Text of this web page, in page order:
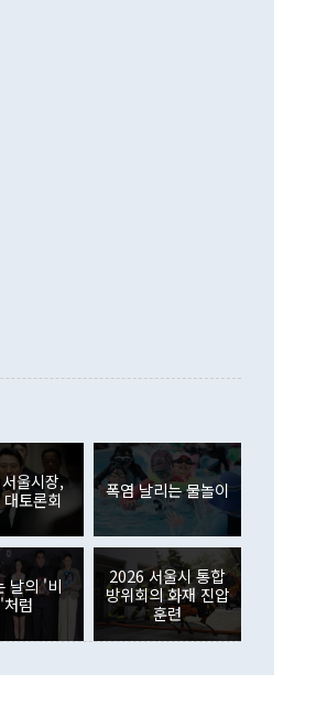
선(先)비핵화만 되뇌는 것은
을 다할 것"이라고 말했다. 하
와 안정에 플러스냐, 결론적
언급한 '4자 회담'에 대해 "이상
'동방경제포럼(EEF)'을 언급하
고 발언한 데 대해서도 조 장관
까지 진도가 나가지 않았다"고
설명은 정부 내 조율을 거치지
대체와 국호 사용, 9·19 군
이 결정할 사안이 아니어서 월
장관의 업무보고를 듣고 난
아니다"라고 재차 확인했다. 정
부분 국가안전보장회의(NSC)
적 생각에 가깝다"며 "안보 관
안을 추진하겠다고 업무보고를
서야 한다'고 주장한 것은 심각
다. 상품수입은 644억8000만
282.7% 증가했다. IT 품목
유제품(47.5%) ▲화공품
자에서 4억4000만달러 적자
심으로 32억7000만달러 흑자
따른 기저효과로 배당지급이
것이다. 직접투자에서는 내국
국내투자가 46억3000만달러
내 주식 매도세가 이어졌다. 외
영향으로 316억1000만달러
역대 최대 순매도 기록을 다시
채지수(WGBI) 자금 유입에도
52억9000만달러를 기록했
로 35억6000만달러 증가했
울시장,
토론회
폭염 날리는 물놀이
날의 '비
럼
2026 서울시 통합
방위회의 화재 진압
훈련